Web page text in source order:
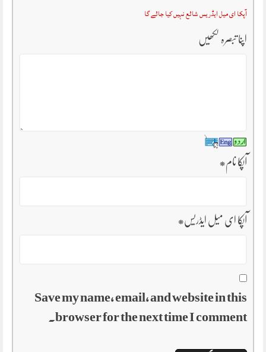
آپکا ای میل ایڈریس شائع نہیں کیا جائے گا
اپنا تبصرہ لکھیں
آپکا نام*
آپکا ای میل ایڈریس*
Save my name, email, and website in this
browser for the next time I comment.